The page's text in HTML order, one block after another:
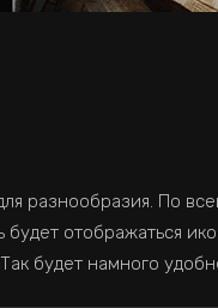
разнообразия. По
отображаться
будет намного